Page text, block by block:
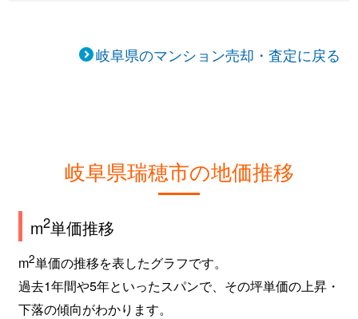
岐阜県のマンション売却・査定に戻る
岐阜県瑞穂市の地価推移
m2単価推移
m2単価の推移を表したグラフです。
過去1年間や5年といったスパンで、その坪単価の上昇・
下落の傾向がわかります。